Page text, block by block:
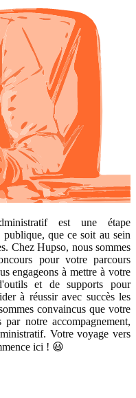
est une étape
que ce soit au sein
Chez Hupso, nous sommes
pour votre parcours
engageons à mettre à votre
et de supports pour
à réussir avec succès les
convaincus que votre
notre accompagnement,
Votre voyage vers
ici ! 😃